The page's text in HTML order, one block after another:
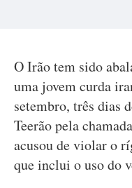
O Irão tem sido
uma jovem curda
setembro, três dias
Teerão pela
acusou de violar o
que inclui o uso do